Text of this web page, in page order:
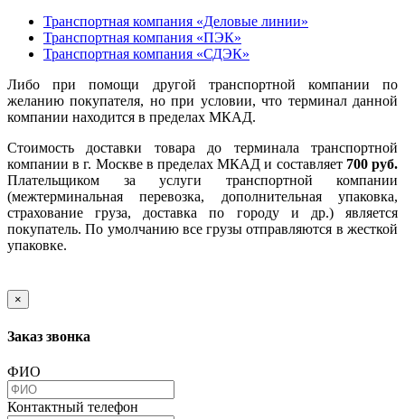
Транспортная компания «Деловые линии»
Транспортная компания «ПЭК»
Транспортная компания «СДЭК»
Либо при помощи другой транспортной компании по
желанию покупателя, но при условии, что терминал данной
компании находится в пределах МКАД.
Стоимость доставки товара до терминала транспортной
компании в г. Москве в пределах МКАД и составляет 700 руб.
Плательщиком за услуги транспортной компании
(межтерминальная перевозка, дополнительная упаковка,
страхование груза, доставка по городу и др.) является
покупатель. По умолчанию все грузы отправляются в жесткой
упаковке.
×
Заказ звонка
ФИО
Контактный телефон